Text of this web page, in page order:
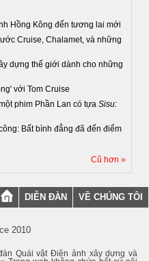
Hồng Kông đến tương lai mới
Cruise, Chalamet, và những
dựng thế giới dành cho những
với Tom Cruise
phim Phần Lan có tựa Sisu:
Bất bình đẳng đã đến điểm
Cũ hơn »
DIỄN ĐÀN VỀ CHÚNG TÔI
2010
Quái vật Điện ảnh xây dựng và